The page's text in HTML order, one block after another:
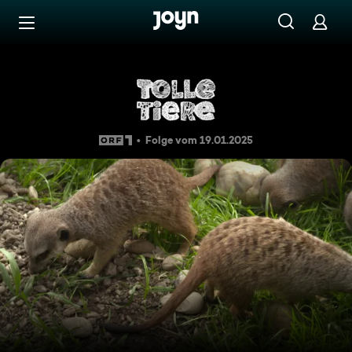
Zum Inhalt springen
Tolle Tiere vom 19.01.2025
Folge vom 19.01.2025